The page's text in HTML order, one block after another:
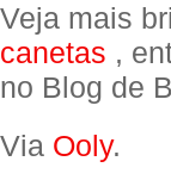
Veja mais
canetas ,
no Blog de
Via Ooly.